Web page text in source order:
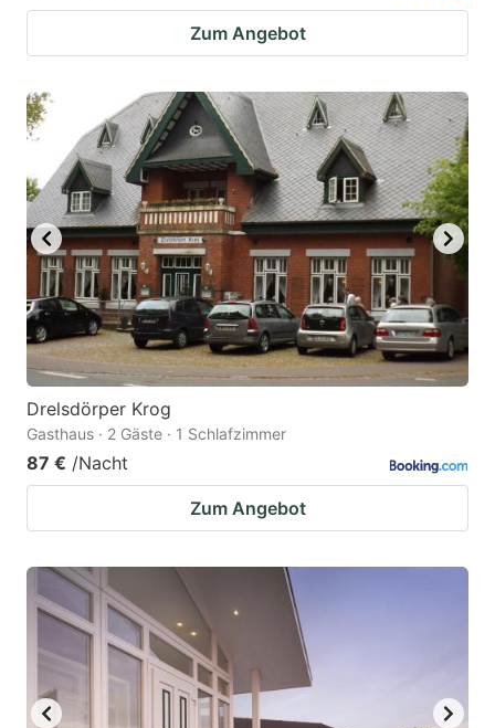
Zum Angebot
Drelsdörper Krog
Gasthaus · 2 Gäste · 1 Schlafzimmer
87 € /Nacht
Zum Angebot